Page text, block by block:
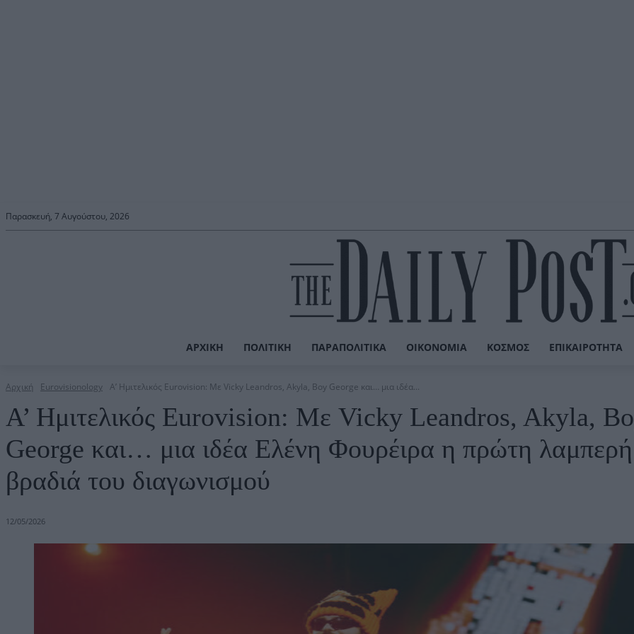
Παρασκευή, 7 Αυγούστου, 2026
ΑΡΧΙΚΉ ΠΟΛΙΤΙΚΉ ΠΑΡΑΠΟΛΙΤΙΚΆ ΟΙΚΟΝΟΜΊΑ ΚΌΣΜΟΣ ΕΠΙΚΑΙΡΌΤΗΤΑ
Αρχική Eurovisionology Α’ Ημιτελικός Eurovision: Με Vicky Leandros, Akyla, Boy George και… μια ιδέα...
Α’ Ημιτελικός Eurovision: Με Vicky Leandros, Akyla,
George και… μια ιδέα Ελένη Φουρέιρα η πρώτη λαμπερή
βραδιά του διαγωνισμού
12/05/2026